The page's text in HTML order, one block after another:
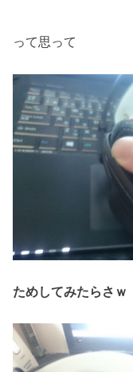
って思って
ためしてみたらさｗ